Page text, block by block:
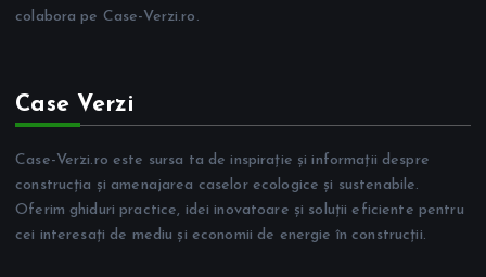
colabora pe Case-Verzi.ro.
Case Verzi
Case-Verzi.ro este sursa ta de inspirație și informații despre
construcția și amenajarea caselor ecologice și sustenabile.
Oferim ghiduri practice, idei inovatoare și soluții eficiente pentru
cei interesați de mediu și economii de energie în construcții.